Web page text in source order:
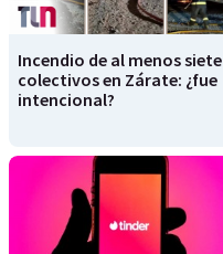
Incendio de al menos siete
colectivos en Zárate: ¿fue
intencional?